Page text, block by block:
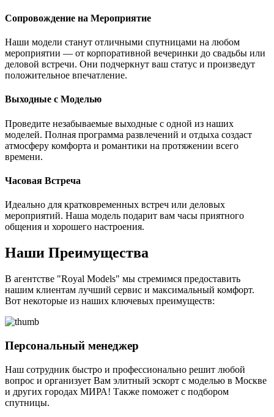
Сопровождение на Мероприятие
Наши модели станут отличными спутницами на любом
мероприятии — от корпоративной вечеринки до свадьбы или
деловой встречи. Они подчеркнут ваш статус и произведут
положительное впечатление.
Выходные с Моделью
Проведите незабываемые выходные с одной из наших
моделей. Полная программа развлечений и отдыха создаст
атмосферу комфорта и романтики на протяжении всего
времени.
Часовая Встреча
Идеально для кратковременных встреч или деловых
мероприятий. Наша модель подарит вам часы приятного
общения и хорошего настроения.
Наши Преимущества
В агентстве "Royal Models" мы стремимся предоставить
нашим клиентам лучший сервис и максимальный комфорт.
Вот некоторые из наших ключевых преимуществ:
Персональный менеджер
Наш сотрудник быстро и профессионально решит любой
вопрос и организует Вам элитный эскорт с моделью в Москве
и других городах МИРА! Также поможет с подбором
спутницы.